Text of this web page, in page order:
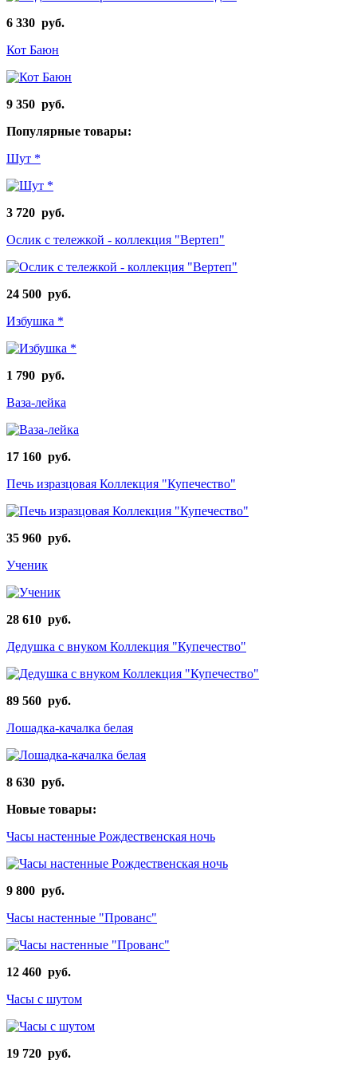
6 330 руб.
Кот Баюн
9 350 руб.
Популярные товары:
Шут *
3 720 руб.
Ослик с тележкой - коллекция "Вертеп"
24 500 руб.
Избушка *
1 790 руб.
Ваза-лейка
17 160 руб.
Печь изразцовая Коллекция "Купечество"
35 960 руб.
Ученик
28 610 руб.
Дедушка с внуком Коллекция "Купечество"
89 560 руб.
Лошадка-качалка белая
8 630 руб.
Новые товары:
Часы настенные Рождественская ночь
9 800 руб.
Часы настенные "Прованс"
12 460 руб.
Часы с шутом
19 720 руб.